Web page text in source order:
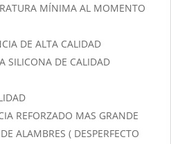
MÍNIMA AL MOMENTO
DE ALTA CALIDAD
SILICONA DE CALIDAD
REFORZADO MAS GRANDE
ALAMBRES ( DESPERFECTO